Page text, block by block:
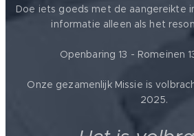
Doe iets goeds met de aangereikte
informatie alleen als het
Openbaring 13 - Romeinen
Onze gezamenlijk Missie is
2025.